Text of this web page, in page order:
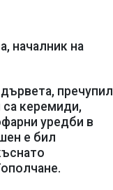
началник на
пречупил
са керемиди,
уредби в
е бил